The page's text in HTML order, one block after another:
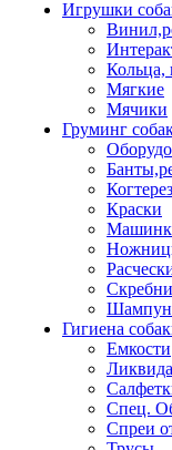
Игрушки
Кольца,
Мягкие
Мячики
Груминг
Краски
Гигиена
Емкости
Спец.
Спреи